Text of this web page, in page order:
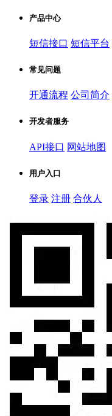
产品中心
短信接口 短信平台
常见问题
开通流程 公司简介
开发者服务
API接口 网站地图
用户入口
登录 注册 合伙人